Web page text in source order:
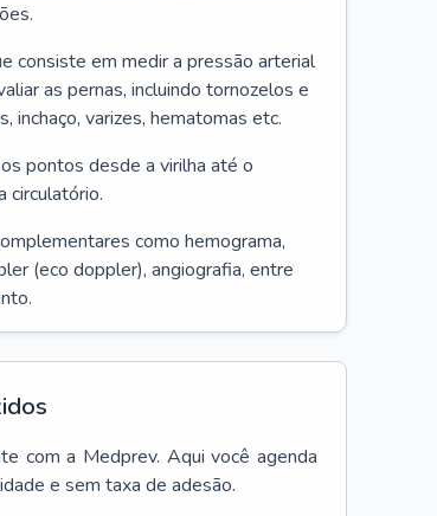
consiste em medir a pressão arterial
as pernas, incluindo tornozelos e
inchaço, varizes, hematomas etc.
pontos desde a virilha até o
circulatório.
como hemograma,
(eco doppler), angiografia, entre
com a Medprev. Aqui você agenda
e sem taxa de adesão.